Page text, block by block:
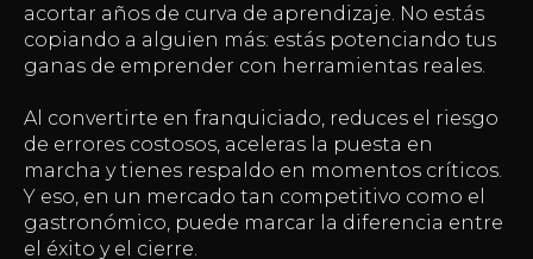
acortar años de curva de aprendizaje. No estás
copiando a alguien más: estás potenciando tus
ganas de emprender con herramientas reales.
Al convertirte en franquiciado, reduces el riesgo
de errores costosos, aceleras la puesta en
marcha y tienes respaldo en momentos críticos.
Y eso, en un mercado tan competitivo como el
gastronómico, puede marcar la diferencia entre
el éxito y el cierre.